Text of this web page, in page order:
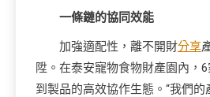
一條鏈的協同效能
加強適配性，離不開財分享
陞。在泰安寵物食物財產園內，
到製品的高效協作生態。“我們